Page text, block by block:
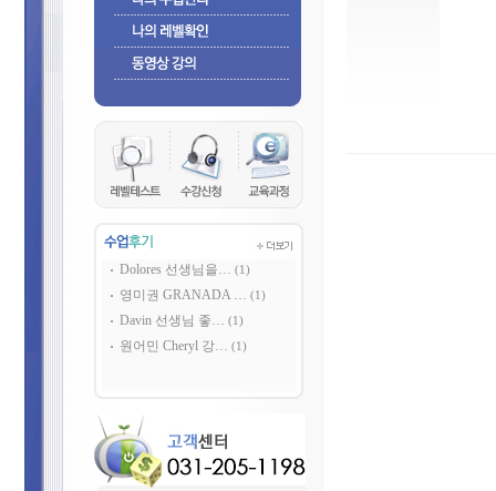
Dolores 선생님을… (1)
영미권 GRANADA … (1)
Davin 선생님 좋… (1)
원어민 Cheryl 강… (1)